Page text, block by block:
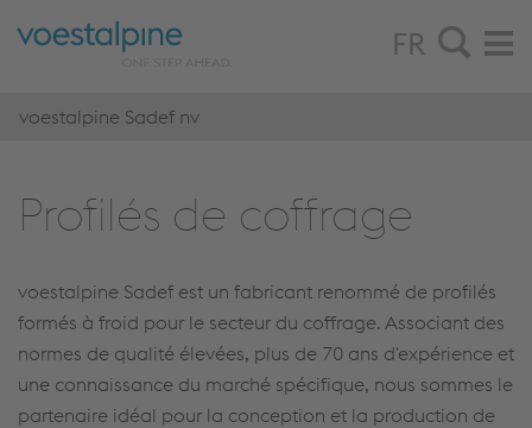
FR
voestalpine Sadef nv
Pro­fi­lés de cof­frage
voestalpine Sadef est un fabricant renommé de profilés
formés à froid pour le secteur du coffrage. Associant des
normes de qualité élevées, plus de 70 ans d'expérience et
une connaissance du marché spécifique, nous sommes le
partenaire idéal pour la conception et la production de